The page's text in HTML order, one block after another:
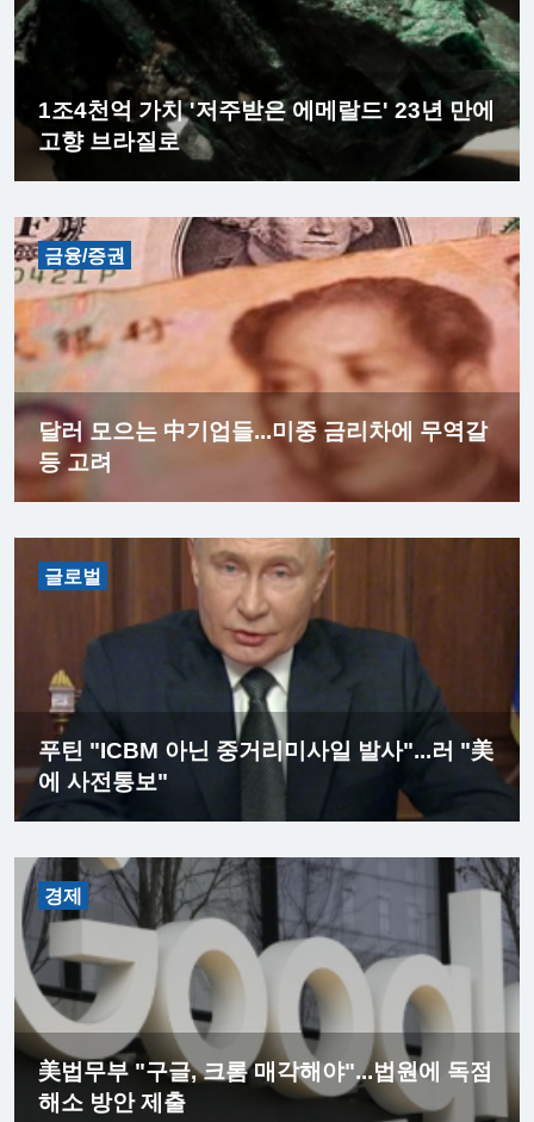
1조4천억 가치 '저주받은 에메랄드' 23년 만에
고향 브라질로
금융/증권
달러 모으는 中기업들...미중 금리차에 무역갈
등 고려
글로벌
푸틴 "ICBM 아닌 중거리미사일 발사"...러 "美
에 사전통보"
경제
美법무부 "구글, 크롬 매각해야"...법원에 독점
해소 방안 제출